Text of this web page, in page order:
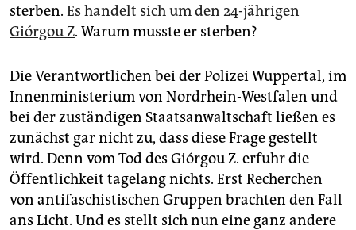
sterben. Es handelt sich um den 24-jährigen
Giórgou Z. Warum musste er sterben?
Die Verantwortlichen bei der Polizei Wuppertal, im
Innenministerium von Nordrhein-Westfalen und
bei der zuständigen Staatsanwaltschaft ließen es
zunächst gar nicht zu, dass diese Frage gestellt
wird. Denn vom Tod des Giórgou Z. erfuhr die
Öffentlichkeit tagelang nichts. Erst Recherchen
von antifaschistischen Gruppen brachten den Fall
ans Licht. Und es stellt sich nun eine ganz andere